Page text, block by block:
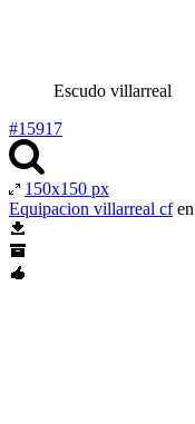
Escudo villarreal
#15917
150x150 px
Equipacion villarreal cfen